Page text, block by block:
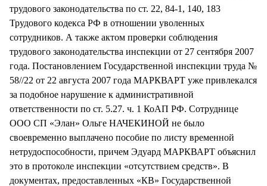
трудового законодательства по ст. 22, 84-1, 140, 183
Трудового кодекса РФ в отношении уволенных
сотрудников. А также актом проверки соблюдения
трудового законодательства инспекции от 27 сентября 2007
года. Постановлением Государственной инспекции труда №
58//22 от 22 августа 2007 года МАРКВАРТ уже привлекался
за подобное нарушение к административной
ответственности по ст. 5.27. ч. 1 КоАП РФ. Сотруднице
ООО СП «Элан» Ольге НАЧЕКИНОЙ не было
своевременно выплачено пособие по листу временной
нетрудоспособности, причем Эдуард МАРКВАРТ объяснил
это в протоколе инспекции «отсутствием средств». В
документах, предоставленных «КВ» Государственной